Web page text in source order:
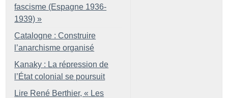
fascisme (Espagne 1936-
1939) »
Catalogne : Construire
l’anarchisme organisé
Kanaky : La répression de
l’État colonial se poursuit
Lire René Berthier, « Les